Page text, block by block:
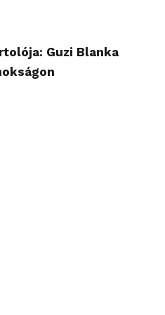
Guzi Blanka